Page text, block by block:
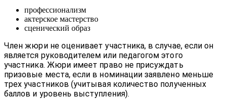
профессионализм
актерское мастерство
сценический образ
Член жюри не оценивает участника, в случае, если он
является руководителем или педагогом этого
участника. Жюри имеет право не присуждать
призовые места, если в номинации заявлено меньше
трех участников (учитывая количество полученных
баллов и уровень выступления).